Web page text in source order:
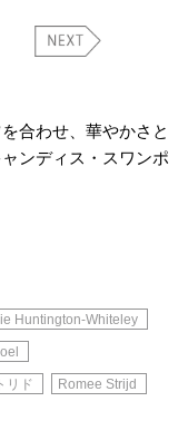
合わせ、華やかさと
ンディス・スワンポ
Huntington-Whiteley
リド Romee Strijd